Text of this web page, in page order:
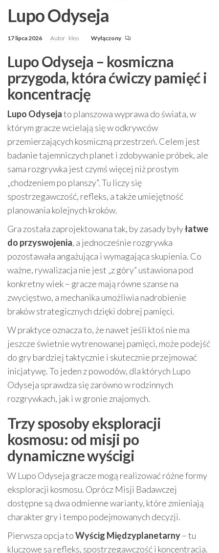
Lupo Odyseja
17 lipca 2026 Autor kleo Wyłączony
Lupo Odyseja – kosmiczna
przygoda, która ćwiczy pamięć i
koncentrację
Lupo Odysejato planszowa wyprawa do świata, w
którym gracze wcielają się w odkrywców
przemierzających kosmiczną przestrzeń. Celem jest
badanie tajemniczych planet i zdobywanie próbek, ale
sama rozgrywka jest czymś więcej niż prostym
„chodzeniem po planszy”. Tu liczy się
spostrzegawczość, refleks, a także umiejętność
planowania kolejnych kroków.
Gra została zaprojektowana tak, by zasady byłyłatwe
do przyswojenia, a jednocześnie rozgrywka
pozostawała angażująca i wymagająca skupienia. Co
ważne, rywalizacja nie jest „z góry” ustawiona pod
konkretny wiek – gracze mają równe szanse na
zwycięstwo, a mechanika umożliwia nadrobienie
braków strategicznych dzięki dobrej pamięci.
W praktyce oznacza to, że nawet jeśli ktoś nie ma
jeszcze świetnie wytrenowanej pamięci, może podejść
do gry bardziej taktycznie i skutecznie przejmować
inicjatywę. To jeden z powodów, dla których Lupo
Odyseja sprawdza się zarówno w rodzinnych
rozgrywkach, jak i w gronie znajomych.
Trzy sposoby eksploracji
kosmosu: od misji po
dynamiczne wyścigi
W Lupo Odyseja gracze mogą realizować różne formy
eksploracji kosmosu. Oprócz Misji Badawczej
dostępne są dwa odmienne warianty, które zmieniają
charakter gry i tempo podejmowanych decyzji.
Pierwsza opcja toWyścig Międzyplanetarny– tu
kluczowe są refleks, spostrzegawczość i koncentracja.